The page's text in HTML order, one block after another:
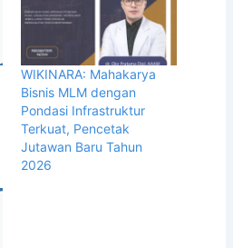
WIKINARA: Mahakarya
Bisnis MLM dengan
Pondasi Infrastruktur
Terkuat, Pencetak
Jutawan Baru Tahun
2026